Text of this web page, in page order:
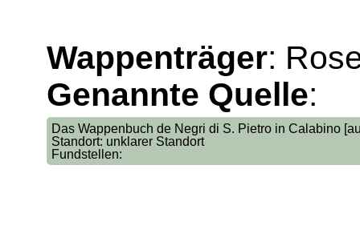
Wappenträger:
Genannte Quelle:
Das Wappenbuch de Negri di S. Pietro in Calabino
Standort: unklarer Standort
Fundstellen: